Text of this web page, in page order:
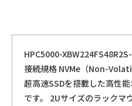
HPC5000-
接続規格 NVMe（Non-
超高速SSDを搭載した高性
です。 2Uサイズのラックマ